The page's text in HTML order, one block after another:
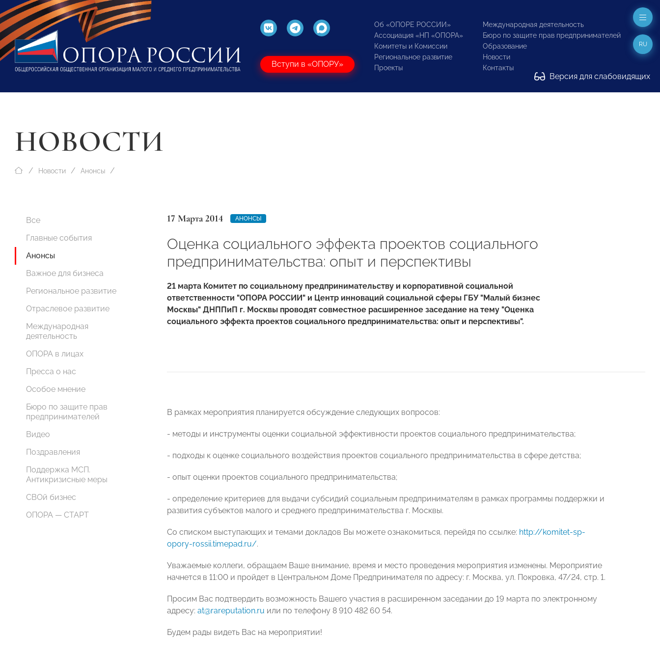
Вступи в «ОПОРУ»
Об «ОПОРЕ РОССИИ»
Ассоциация «НП «ОПОРА»
Комитеты и Комиссии
Региональное развитие
Проекты
Международная деятельность
Бюро по защите прав предпринимателей
Образование
Новости
Контакты
Версия для слабовидящих
RU
НОВОСТИ
Новости Анонсы
Все
Главные события
Анонсы
Важное для бизнеса
Региональное развитие
Отраслевое развитие
Международная
деятельность
ОПОРА в лицах
Пресса о нас
Особое мнение
Бюро по защите прав
предпринимателей
Видео
Поздравления
Поддержка МСП.
Антикризисные меры
СВОй бизнес
ОПОРА — СТАРТ
17 Марта 2014 АНОНСЫ
Оценка социального эффекта проектов социального
предпринимательства: опыт и перспективы
21 марта Комитет по социальному предпринимательству и корпоративной социальной
ответственности "ОПОРА РОССИИ" и Центр инноваций социальной сферы ГБУ "Малый бизнес
Москвы" ДНППиП г. Москвы проводят совместное расширенное заседание на тему "Оценка
социального эффекта проектов социального предпринимательства: опыт и перспективы".
В рамках мероприятия планируется обсуждение следующих вопросов:
- методы и инструменты оценки социальной эффективности проектов социального предпринимательства;
- подходы к оценке социального воздействия проектов социального предпринимательства в сфере детства;
- опыт оценки проектов социального предпринимательства;
- определение критериев для выдачи субсидий социальным предпринимателям в рамках программы поддержки и
развития субъектов малого и среднего предпринимательства г. Москвы.
Со списком выступающих и темами докладов Вы можете ознакомиться, перейдя по ссылке: http://komitet-sp-
opory-rossii.timepad.ru/.
Уважаемые коллеги, обращаем Ваше внимание, время и место проведения мероприятия изменены. Мероприятие
начнется в 11:00 и пройдет в Центральном Доме Предпринимателя по адресу: г. Москва, ул. Покровка, 47/24, стр. 1.
Просим Вас подтвердить возможность Вашего участия в расширенном заседании до 19 марта по электронному
адресу: at@rareputation.ru или по телефону 8 910 482 60 54.
Будем рады видеть Вас на мероприятии!